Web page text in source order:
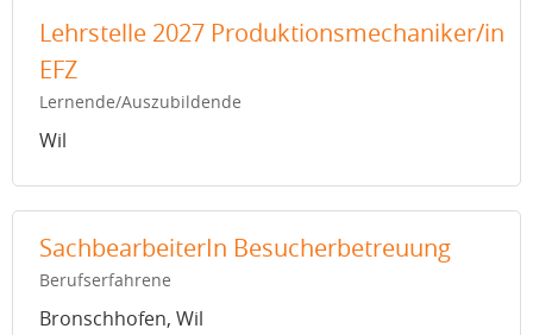
Lehrstelle 2027 Produktionsmechaniker/in
EFZ
Lernende/Auszubildende
Wil
SachbearbeiterIn Besucherbetreuung
Berufserfahrene
Bronschhofen, Wil